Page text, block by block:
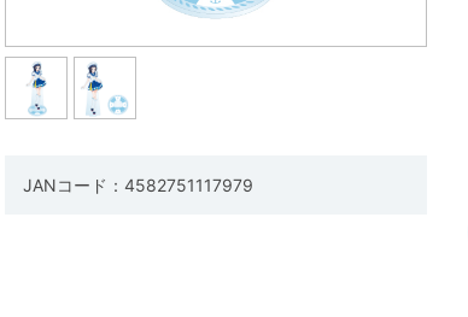
JANコード：4582751117979